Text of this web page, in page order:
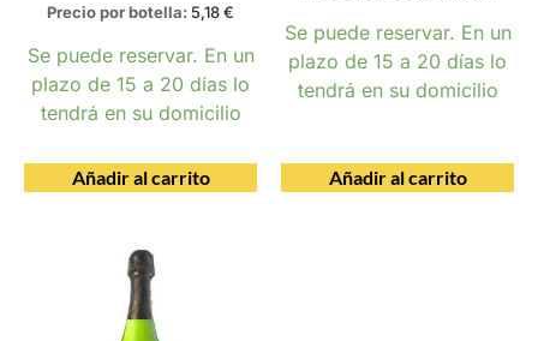
Precio por botella: 5,18€
Se puede reservar. En un
plazo de 15 a 20 días lo
tendrá en su domicilio
Añadir al carrito
Se puede reservar. En un
plazo de 15 a 20 días lo
tendrá en su domicilio
Añadir al carrito